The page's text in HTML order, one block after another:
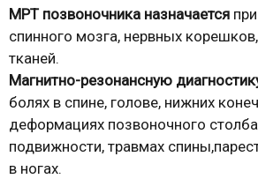
МРТ позвоночника назначается
спинного мозга, нервных
тканей.
Магнитно-резонансную
болях в спине, голове, нижних
деформациях позвоночного
подвижности, травмах
в ногах.